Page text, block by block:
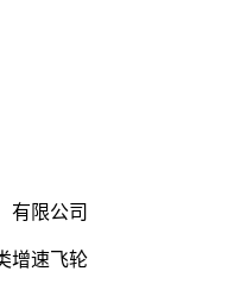
有限公司
增速飞轮